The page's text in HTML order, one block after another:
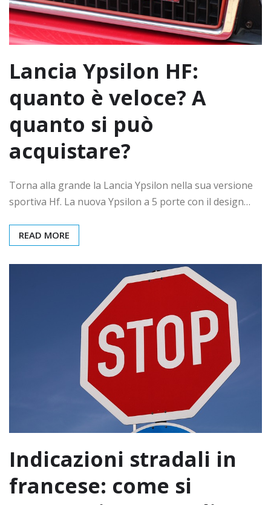
Lancia Ypsilon HF:
quanto è veloce? A
quanto si può
acquistare?
Torna alla grande la Lancia Ypsilon nella sua versione
sportiva Hf. La nuova Ypsilon a 5 porte con il design…
READ MORE
Indicazioni stradali in
francese: come si